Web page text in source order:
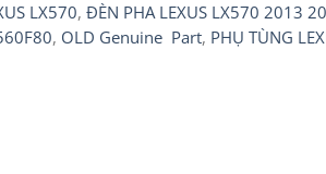
LX570, ĐÈN PHA LEXUS LX570 2013
, OLD Genuine Part, PHỤ TÙNG